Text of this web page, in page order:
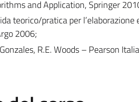
and Application, Springer
teorico/pratica per l’elaborazione
2006;
R.E. Woods – Pearson